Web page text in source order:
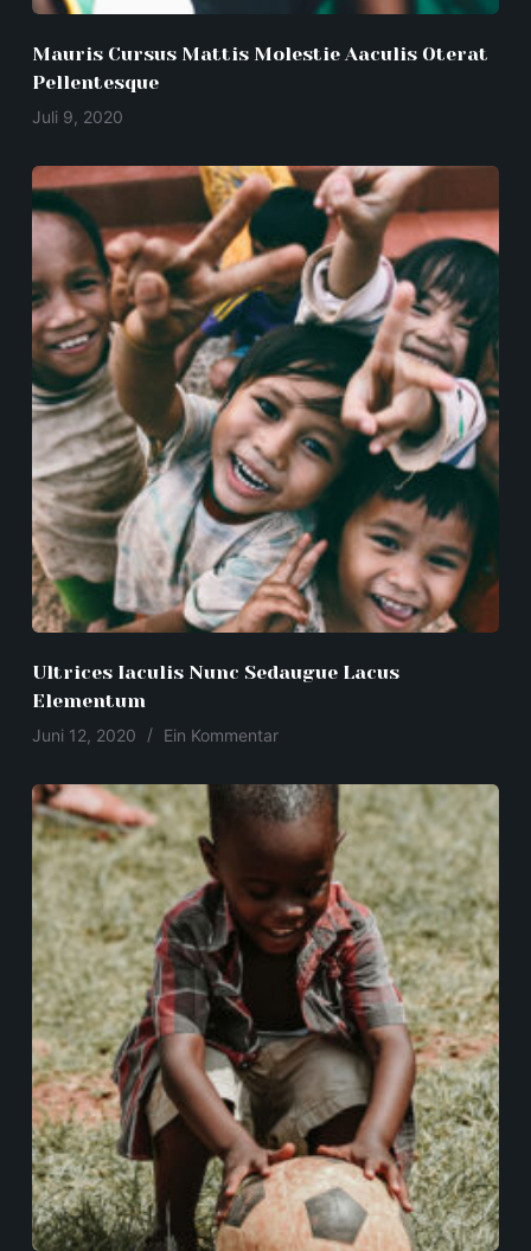
Mauris Cursus Mattis Molestie Aaculis Oterat
Pellentesque
Juli 9, 2020
Ultrices Iaculis Nunc Sedaugue Lacus
Elementum
Juni 12, 2020 Ein Kommentar